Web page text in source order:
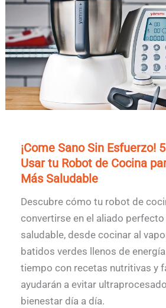
¡Come Sano Sin Esfuerzo!
Usar tu Robot de Cocina
Más Saludable
Descubre cómo tu robot de
convertirse en el aliado
saludable, desde cocinar al
batidos verdes llenos de
tiempo con recetas nutritivas y
ayudarán a evitar
bienestar día a día.